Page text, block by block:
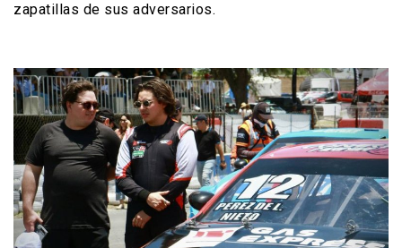
zapatillas de sus adversarios.